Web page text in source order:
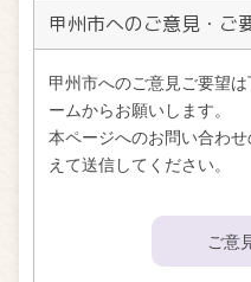
甲州市へのご意見・ご
甲州市へのご意見ご要望
ームからお願いします。
本ページへのお問い合わ
えて送信してください。
ご意